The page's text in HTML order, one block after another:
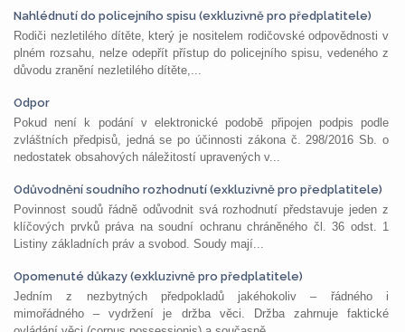
Nahlédnutí do policejního spisu (exkluzivně pro předplatitele)
Rodiči nezletilého dítěte, který je nositelem rodičovské odpovědnosti v
plném rozsahu, nelze odepřít přístup do policejního spisu, vedeného z
důvodu zranění nezletilého dítěte,...
Odpor
Pokud není k podání v elektronické podobě připojen podpis podle
zvláštních předpisů, jedná se po účinnosti zákona č. 298/2016 Sb. o
nedostatek obsahových náležitostí upravených v...
Odůvodnění soudního rozhodnutí (exkluzivně pro předplatitele)
Povinnost soudů řádně odůvodnit svá rozhodnutí představuje jeden z
klíčových prvků práva na soudní ochranu chráněného čl. 36 odst. 1
Listiny základních práv a svobod. Soudy mají...
Opomenuté důkazy (exkluzivně pro předplatitele)
Jedním z nezbytných předpokladů jakéhokoliv – řádného i
mimořádného – vydržení je držba věci. Držba zahrnuje faktické